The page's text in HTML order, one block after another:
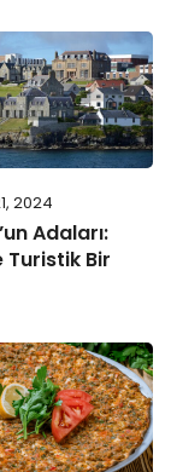
2024
Adaları:
Turistik Bir